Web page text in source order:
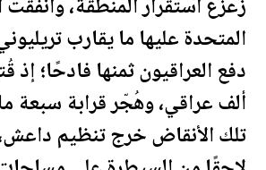
زعزع استقرار المنطقة، وأنفقت
المتحدةعليها ما يقارب
دفعالعراقيون ثمنها فادحًا؛ إذ
ألف عراقي، وهُجّر قرابة سبعة
تلك الأنقاض خرج تنظيم